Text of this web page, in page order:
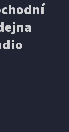
do košíku
do